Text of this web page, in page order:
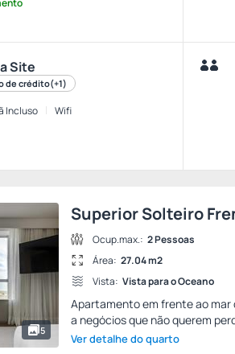
Site
de crédito(+1)
Incluso
Wifi
5
Superior Solteiro
Ocup.max.: 2 Pessoas
Área: 27.04 m2
Vista: Vista para o Oceano
Apartamento em frente ao mar
a negócios que não querem
Ver detalhe do quarto